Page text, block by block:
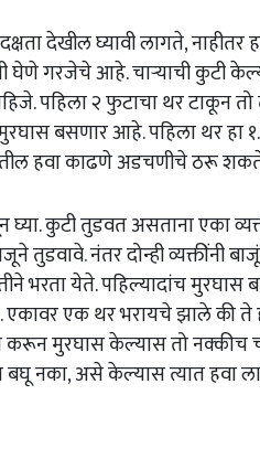
देखील घ्यावी लागते, नाहीतर
गरजेचे आहे. चाऱ्याची कुटी
पहिला २ फुटाचा थर टाकून
बसणार आहे. पहिला थर हा
हवा काढणे अडचणीचे ठरू
कुटी तुडवत असताना एका
तुडवावे. नंतर दोन्ही व्यक्तींनी
भरता येते. पहिल्यादांच
एक थर भरायचे झाले की ते
करून मुरघास केल्यास तो नक्कीच
नका, असे केल्यास त्यात हवा